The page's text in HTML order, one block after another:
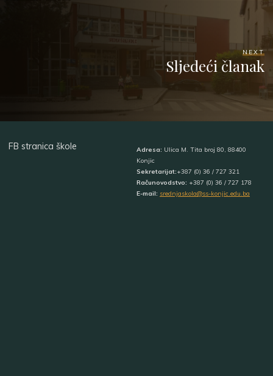
NEXT
Sljedeći članak
FB stranica škole Adresa: Ulica M. Tita broj 80, 88400
Konjic
Sekretarijat:+387 (0) 36 / 727 321
Računovodstvo: +387 (0) 36 / 727 178
E-mail: srednjaskola@ss-konjic.edu.ba